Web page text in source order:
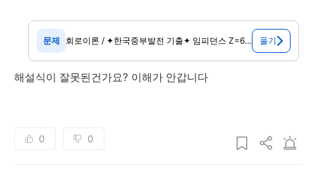
문제 회로이론 / ✦한국중부발전 기출✦ 임피던스 Z=6+j8[Ω]인 회로에 전류I=4-j3[A]를 흘리는데 필요한 전압[V]를 구하면?
해설식이 잘못된건가요? 이해가 안갑니다
0 0